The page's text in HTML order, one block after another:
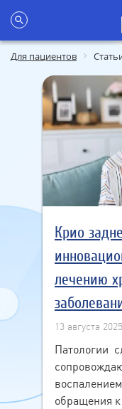
Для пациентов
Крио
лечению
13 августа 2025
Патологии
обращения к